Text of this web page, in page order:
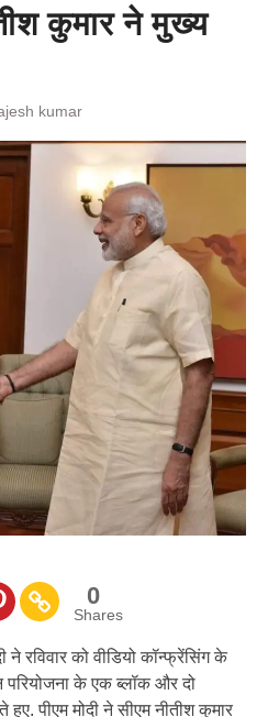
अनशन जारी रहेगा जेल में भी, नहीं भरेंगे
बेल बॉन्ड
कुमार ने मुख्य
kumar
0
Shares
ने रविवार को वीडियो कॉन्फ्रेंसिंग के
परियोजना के एक ब्‍लॉक और दो
पीएम मोदी ने सीएम नीतीश कुमार